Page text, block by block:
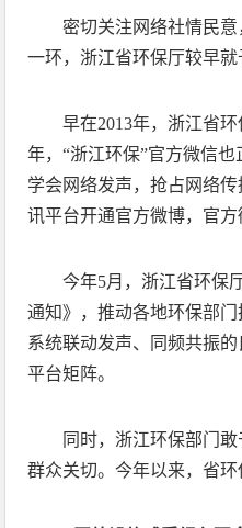
密切关注网络社情民
一环，浙江省环保厅较早就
早在2013年，浙江省
年，“浙江环保”官方微信
学会网络发声，抢占网络
讯平台开通官方微博，官方
今年5月，浙江省环保
通知》，推动各地环保部
系统联动发声、同频共振
平台矩阵。
同时，浙江环保部门
群众关切。今年以来，省